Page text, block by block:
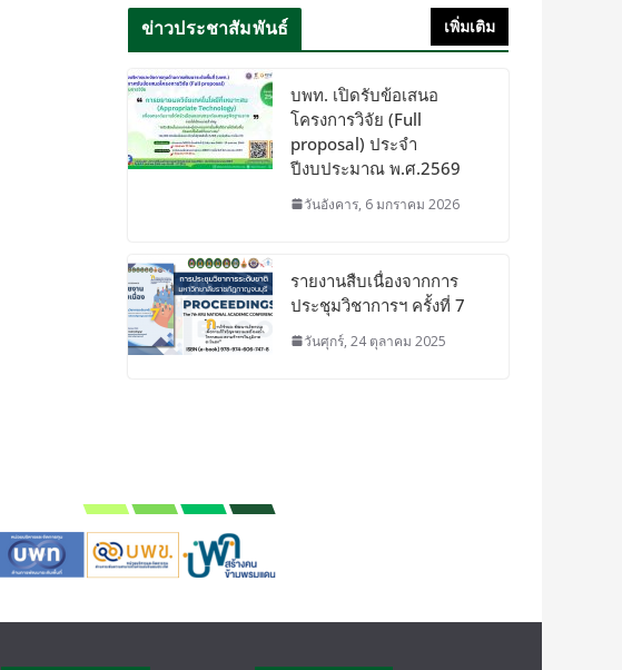
ข่าวประชาสัมพันธ์ เพิ่มเติม
บพท. เปิดรับข้อเสนอ
โครงการวิจัย (Full
proposal) ประจำ
ปีงบประมาณ พ.ศ.2569
วันอังคาร, 6 มกราคม 2026
รายงานสืบเนื่องจากการ
ประชุมวิชาการฯ ครั้งที่ 7
วันศุกร์, 24 ตุลาคม 2025